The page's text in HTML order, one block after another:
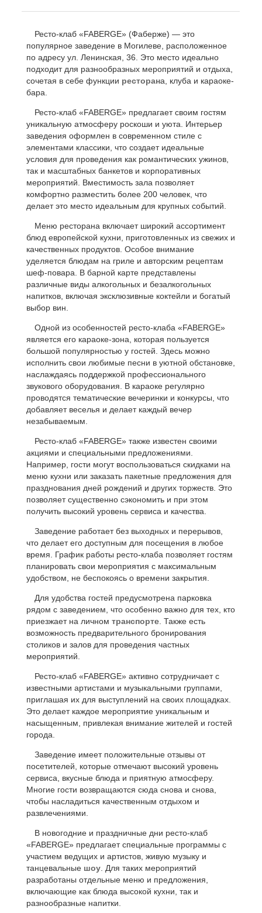
Ресто-клаб «FABERGE» (Фаберже) — это
популярное заведение в Могилеве, расположенное
по адресу ул. Ленинская, 36. Это место идеально
подходит для разнообразных мероприятий и отдыха,
сочетая в себе функции ресторана, клуба и караоке-
бара.
Ресто-клаб «FABERGE» предлагает своим гостям
уникальную атмосферу роскоши и уюта. Интерьер
заведения оформлен в современном стиле с
элементами классики, что создает идеальные
условия для проведения как романтических ужинов,
так и масштабных банкетов и корпоративных
мероприятий. Вместимость зала позволяет
комфортно разместить более 200 человек, что
делает это место идеальным для крупных событий.
Меню ресторана включает широкий ассортимент
блюд европейской кухни, приготовленных из свежих и
качественных продуктов. Особое внимание
уделяется блюдам на гриле и авторским рецептам
шеф-повара. В барной карте представлены
различные виды алкогольных и безалкогольных
напитков, включая эксклюзивные коктейли и богатый
выбор вин.
Одной из особенностей ресто-клаба «FABERGE»
является его караоке-зона, которая пользуется
большой популярностью у гостей. Здесь можно
исполнить свои любимые песни в уютной обстановке,
наслаждаясь поддержкой профессионального
звукового оборудования. В караоке регулярно
проводятся тематические вечеринки и конкурсы, что
добавляет веселья и делает каждый вечер
незабываемым.
Ресто-клаб «FABERGE» также известен своими
акциями и специальными предложениями.
Например, гости могут воспользоваться скидками на
меню кухни или заказать пакетные предложения для
празднования дней рождений и других торжеств. Это
позволяет существенно сэкономить и при этом
получить высокий уровень сервиса и качества.
Заведение работает без выходных и перерывов,
что делает его доступным для посещения в любое
время. График работы ресто-клаба позволяет гостям
планировать свои мероприятия с максимальным
удобством, не беспокоясь о времени закрытия.
Для удобства гостей предусмотрена парковка
рядом с заведением, что особенно важно для тех, кто
приезжает на личномтранспорте. Также есть
возможность предварительного бронирования
столиков и залов для проведения частных
мероприятий.
Ресто-клаб «FABERGE» активно сотрудничает с
известными артистами и музыкальными группами,
приглашая их для выступлений на своих площадках.
Это делает каждое мероприятие уникальным и
насыщенным, привлекая внимание жителей и гостей
города.
Заведение имеет положительные отзывы от
посетителей, которые отмечают высокий уровень
сервиса, вкусные блюда и приятную атмосферу.
Многие гости возвращаются сюда снова и снова,
чтобы насладиться качественным отдыхом и
развлечениями.
В новогодние и праздничные дни ресто-клаб
«FABERGE» предлагает специальные программы с
участием ведущих и артистов, живую музыку и
танцевальные шоу. Для таких мероприятий
разработаны отдельные меню и предложения,
включающие как блюда высокой кухни, так и
разнообразные напитки.